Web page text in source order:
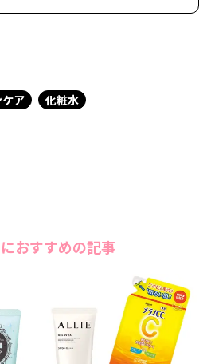
ケア 化粧水
おすすめの記事